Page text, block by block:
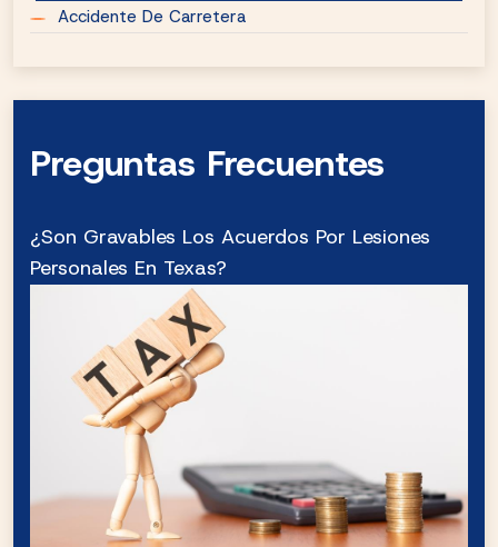
Accidente De Carretera
Preguntas Frecuentes
¿Son Gravables Los Acuerdos Por Lesiones
Personales En Texas?